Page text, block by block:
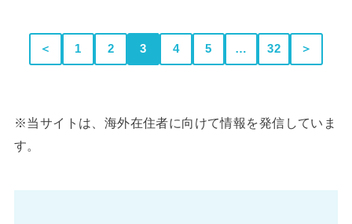
＜ 1 2 3 4 5 … 32 ＞
※当サイトは、海外在住者に向けて情報を発信していま
す。